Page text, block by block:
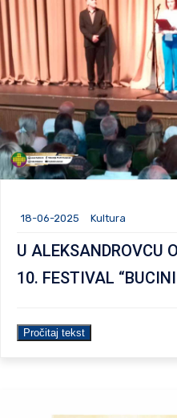
18-06-2025 Kultura
U ALEKSANDROVCU
10. FESTIVAL
Pročitaj tekst